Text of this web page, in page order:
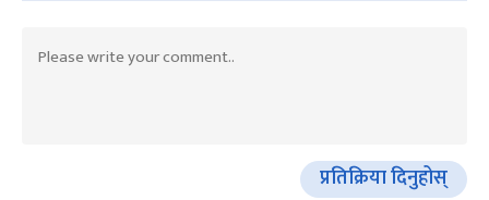
प्रतिक्रिया दिनुहोस्